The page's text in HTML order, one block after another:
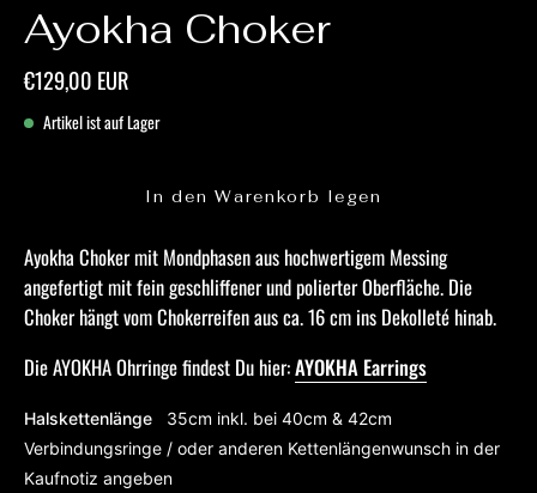
Ayokha Choker
€129,00 EUR
Artikel ist auf Lager
In den Warenkorb legen
Ayokha Choker mit Mondphasen aus hochwertigem Messing
angefertigt mit fein geschliffener und polierter Oberfläche. Die
Choker hängt vom Chokerreifen aus ca. 16 cm ins Dekolleté hinab.
Die AYOKHA Ohrringe findest Du hier:AYOKHA Earrings
Halskettenlänge
35cm inkl. bei 40cm & 42cm
Verbindungsringe / oder anderen Kettenlängenwunsch in der
Kaufnotiz angeben